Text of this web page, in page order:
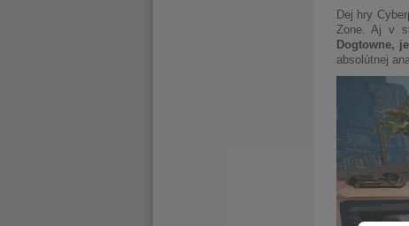
Dej hry
Zone. Aj v
Dogtowne,
absolútnej